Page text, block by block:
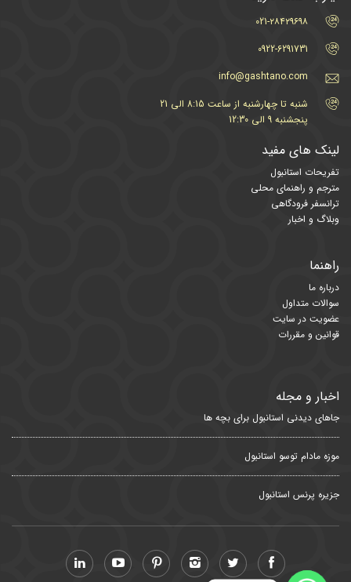
021-۲۸۴۲۹۶۹۸
0922-6291731
info@gashtano.com
شنبه تا چهارشنبه از ساعت 8:15 الی 21
پنجشنبه 9 الی 12:30
لینک های مفید
تفریحات استانبول
مترجم و راهنمای محلی
ترانسفر فرودگاهی
وبلاگ و اخبار
راهنما
درباره ما
سوالات متداول
عضویت در سایت
قوانین و مقررات
اخبار و مجله
جاهای دیدنی استانبول برای بچه ها
موزه مادام توسو استانبول
جزیره پرنس استانبول